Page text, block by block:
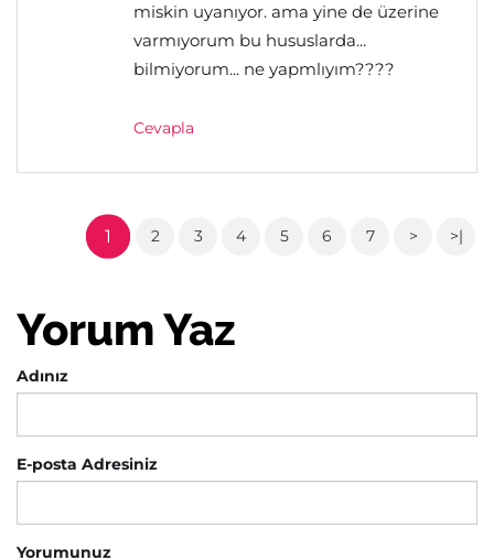
miskin uyanıyor. ama yine de üzerine
varmıyorum bu hususlarda...
bilmiyorum... ne yapmlıyım????
Cevapla
1 2 3 4 5 6 7 > >|
Yorum Yaz
Adınız
E-posta Adresiniz
Yorumunuz